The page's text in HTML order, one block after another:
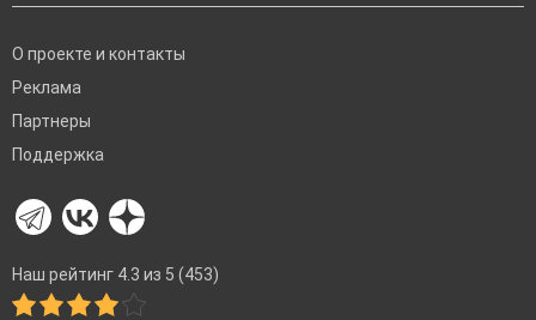
О проекте и контакты
Реклама
Партнеры
Поддержка
Наш рейтинг 4.3 из 5 (453)